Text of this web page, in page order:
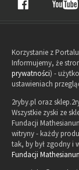
Korzystanie z
Informujemy, że
prywatności) -
ustawieniach
2ryby.pl oraz
Wszystkie zyski ze
Fundacji
witryny - każdy
tak, by był zgodny i
Fundacji